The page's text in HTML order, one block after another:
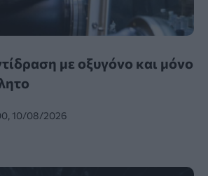
με οξυγόνο και μόνο
10/08/2026